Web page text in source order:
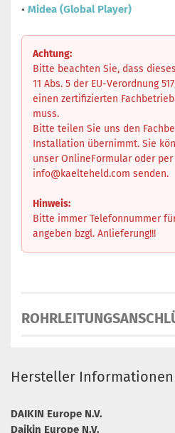
• Midea (Global Player)
Achtung:
Bitte beachten Sie, dass
11 Abs. 5 der EU-Verordnung
einen zertifizierten
muss.
Bitte teilen Sie uns den
Installation übernimmt. Sie
unser OnlineFormular oder per
info@kaelteheld.com senden.
Hinweis:
Bitte immer Telefonnummer
angeben bzgl. Anlieferung!!!
Hersteller Informationen
DAIKIN Europe N.V.
Daikin Europe N.V.